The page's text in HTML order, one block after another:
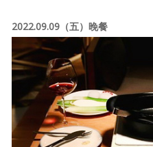
2022.09.09（五）晚餐